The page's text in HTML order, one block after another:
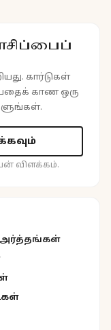
கார்டுகள்
காண ஒரு
விளக்கம்.
அர்த்தங்கள்